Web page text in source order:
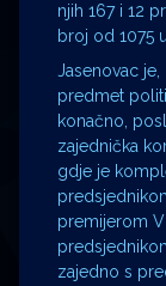
njih 167 i 12
broj od 1075
Jasenovac
predmet
konačno,
zajednička
gdje je
premijerom
zajedno s